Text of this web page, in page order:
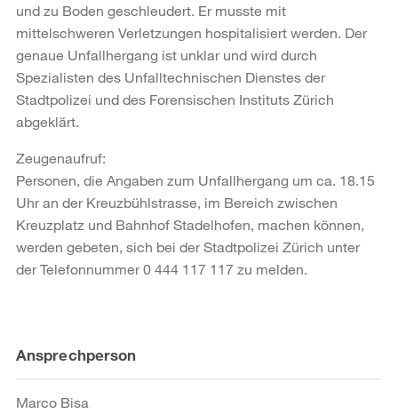
und zu Boden geschleudert. Er musste mit
mittelschweren Verletzungen hospitalisiert werden. Der
genaue Unfallhergang ist unklar und wird durch
Spezialisten des Unfalltechnischen Dienstes der
Stadtpolizei und des Forensischen Instituts Zürich
abgeklärt.
Zeugenaufruf:
Personen, die Angaben zum Unfallhergang um ca. 18.15
Uhr an der Kreuzbühlstrasse, im Bereich zwischen
Kreuzplatz und Bahnhof Stadelhofen, machen können,
werden gebeten, sich bei der Stadtpolizei Zürich unter
der Telefonnummer 0 444 117 117 zu melden.
Weitere
Informationen
Ansprechperson
Marco Bisa